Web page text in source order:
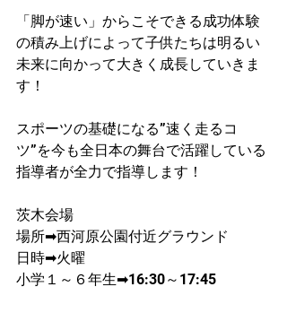
「脚が速い」からこそできる成功体験
の積み上げによって子供たちは明るい
未来に向かって大きく成長していきま
す！
スポーツの基礎になる”速く走るコ
ツ”を今も全日本の舞台で活躍している
指導者が​全力で指導します！
茨木会場
場所➡西河原公園付近グラウンド
日時➡火曜
​小学１～６年生➡16:30～17:45